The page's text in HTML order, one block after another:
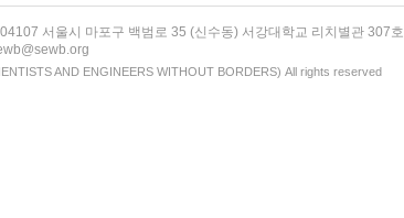
04107 서울시 마포구 백범로 35 (신수동) 서강대학교 리치별관 307호
AND ENGINEERS WITHOUT BORDERS) All rights reserved